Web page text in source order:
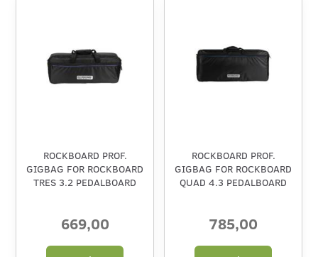
ROCKBOARD PROF.
GIGBAG FOR ROCKBOARD
TRES 3.2 PEDALBOARD
669,00
ROCKBOARD PROF.
GIGBAG FOR ROCKBOARD
QUAD 4.3 PEDALBOARD
785,00